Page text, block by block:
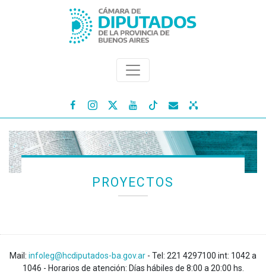
   
PROYECTOS
Mail: infoleg@hcdiputados-ba.gov.ar - Tel: 221 4297100 int: 1042 a
1046 - Horarios de atención: Días hábiles de 8:00 a 20:00 hs.